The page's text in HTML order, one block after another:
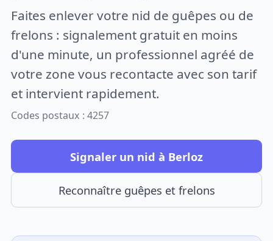
Faites enlever votre nid de guêpes ou de
frelons : signalement gratuit en moins
d'une minute, un professionnel agréé de
votre zone vous recontacte avec son tarif
et intervient rapidement.
Codes postaux : 4257
Signaler un nid à Berloz
Reconnaître guêpes et frelons